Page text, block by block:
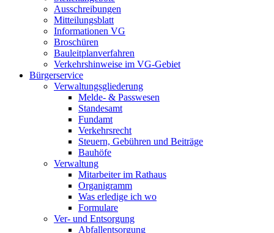
Ausschreibungen
Mitteilungsblatt
Informationen VG
Broschüren
Bauleitplanverfahren
Verkehrshinweise im VG-Gebiet
Bürgerservice
Verwaltungsgliederung
Melde- & Passwesen
Standesamt
Fundamt
Verkehrsrecht
Steuern, Gebühren und Beiträge
Bauhöfe
Verwaltung
Mitarbeiter im Rathaus
Organigramm
Was erledige ich wo
Formulare
Ver- und Entsorgung
Abfallentsorgung